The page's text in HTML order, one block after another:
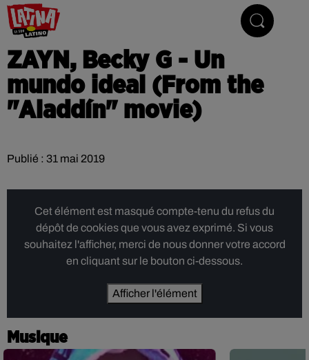
ZAYN, Becky G - Un
mundo ideal (From the
"Aladdín" movie)
Publié : 31 mai 2019
Cet élément est masqué compte-tenu du refus du
dépôt de cookies que vous avez exprimé. Si vous
souhaitez l'afficher, merci de nous donner votre accord
en cliquant sur le bouton ci-dessous.
Afficher l'élément
Musique